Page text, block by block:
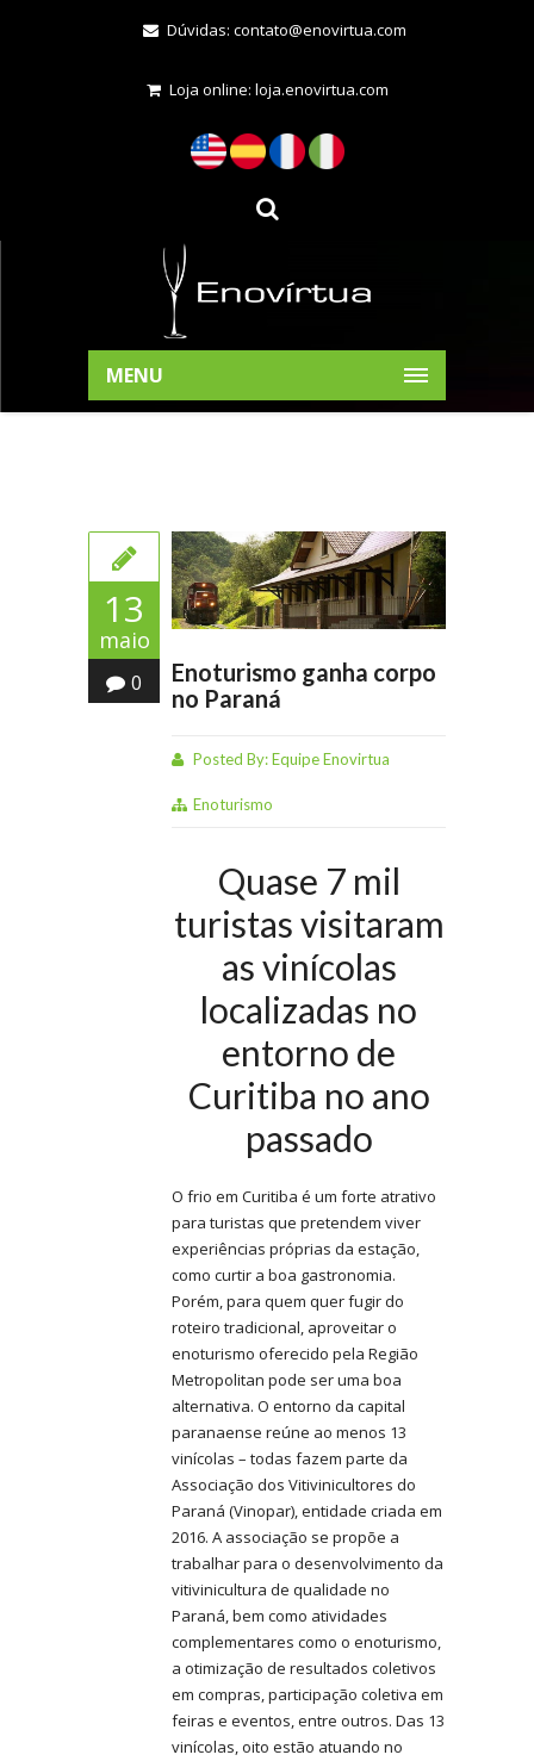
Dúvidas: contato@enovirtua.com
Loja online: loja.enovirtua.com
MENU
13
maio
0
Enoturismo ganha corpo
no Paraná
Posted By:Equipe Enovirtua
Enoturismo
Quase 7 mil
turistas visitaram
as vinícolas
localizadas no
entorno de
Curitiba no ano
passado
O frio em Curitiba é um forte atrativo
para turistas que pretendem viver
experiências próprias da estação,
como curtir a boa gastronomia.
Porém, para quem quer fugir do
roteiro tradicional, aproveitar o
enoturismo oferecido pela Região
Metropolitan pode ser uma boa
alternativa. O entorno da capital
paranaense reúne ao menos 13
vinícolas – todas fazem parte da
Associação dos Vitivinicultores do
Paraná (Vinopar), entidade criada em
2016. A associação se propõe a
trabalhar para o desenvolvimento da
vitivinicultura de qualidade no
Paraná, bem como atividades
complementares como o enoturismo,
a otimização de resultados coletivos
em compras, participação coletiva em
feiras e eventos, entre outros. Das 13
vinícolas, oito estão atuando no